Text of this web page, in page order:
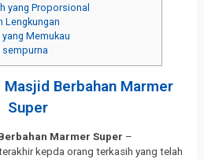
yang Proporsional
Lengkungan
Memukau
sempurna
Berbahan Marmer
Super
Marmer Super –
kepda orang terkasih yang telah